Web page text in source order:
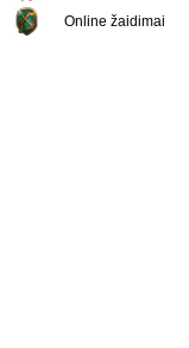
Online žaidimai